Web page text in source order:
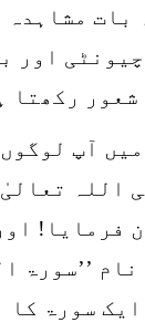
بات مشاہدہ
اور
رکھتا
آپ
اللہ
فرمایا!
’’سورۃ
سورۃ کا